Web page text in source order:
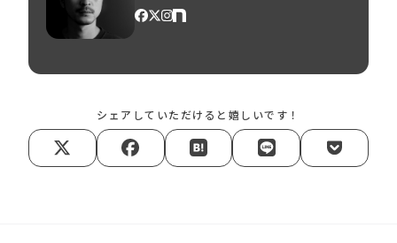
シェアしていただけると嬉しいです！